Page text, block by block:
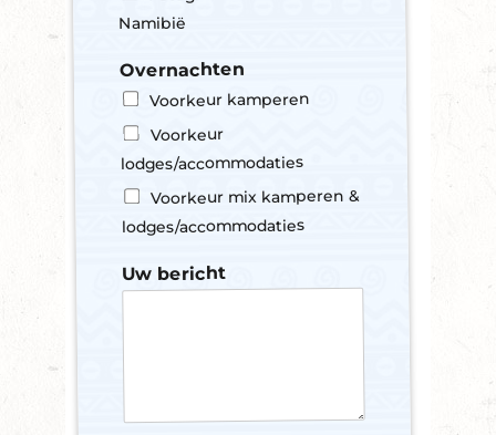
Namibië
Overnachten
Voorkeur kamperen
Voorkeur
lodges/accommodaties
Voorkeur mix kamperen &
lodges/accommodaties
Uw bericht